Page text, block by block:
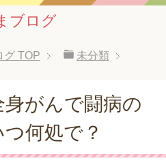
ブログ
グ TOP 未分類
がんで闘病の
何処で？